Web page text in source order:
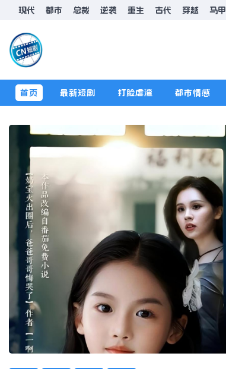
现代 都市 总裁 逆袭 重生 古代 穿越 马甲
首页 最新短剧 打脸虐渣 都市情感